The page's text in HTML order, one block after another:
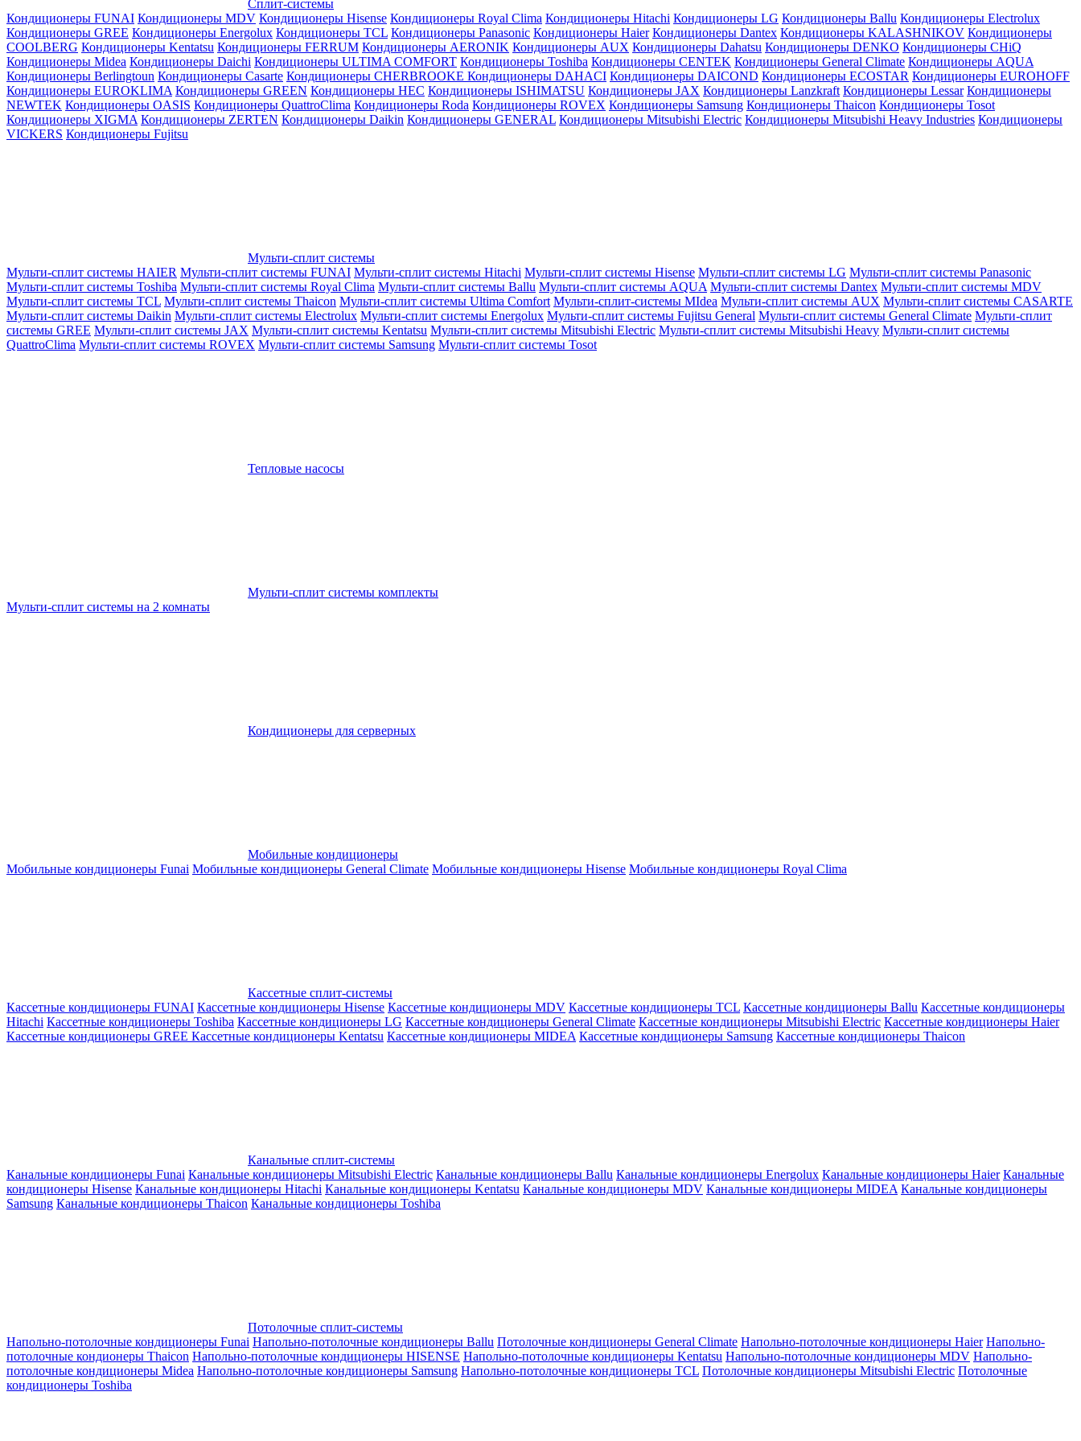
Сплит-системы
Кондиционеры FUNAI Кондиционеры MDV Кондиционеры Hisense Кондиционеры Royal Clima Кондиционеры Hitachi Кондиционеры LG Кондиционеры Ballu Кондиционеры Electrolux
Кондиционеры GREE Кондиционеры Energolux Кондиционеры TCL Кондиционеры Panasonic Кондиционеры Haier Кондиционеры Dantex Кондиционеры KALASHNIKOV Кондиционеры
СOOLBERG Кондиционеры Kentatsu Кондиционеры FERRUM Кондиционеры AERONIK Кондиционеры AUX Кондиционеры Dahatsu Кондиционеры DENKO Кондиционеры CHiQ
Кондиционеры Midea Кондиционеры Daichi Кондиционеры ULTIMA COMFORT Кондиционеры Toshiba Кондиционеры CENTEK Кондиционеры General Climate Кондиционеры AQUA
Кондиционеры Berlingtoun Кондиционеры Casarte Кондиционеры CHERBROOKE Кондиционеры DAHACI Кондиционеры DAICOND Кондиционеры ECOSTAR Кондиционеры EUROHOFF
Кондиционеры EUROKLIMA Кондиционеры GREEN Кондиционеры HEC Кондиционеры ISHIMATSU Кондиционеры JAX Кондиционеры Lanzkraft Кондиционеры Lessar Кондиционеры
NEWTEK Кондиционеры OASIS Кондиционеры QuattroClima Кондиционеры Roda Кондиционеры ROVEX Кондиционеры Samsung Кондиционеры Thaicon Кондиционеры Tosot
Кондиционеры XIGMA Кондиционеры ZERTEN Кондиционеры Daikin Кондиционеры GENERAL Кондиционеры Mitsubishi Electric Кондиционеры Mitsubishi Heavy Industries Кондиционеры
VICKERS Кондиционеры Fujitsu
Мульти-сплит системы
Мульти-сплит системы HAIER Мульти-сплит системы FUNAI Мульти-сплит системы Hitachi Мульти-сплит системы Hisense Мульти-сплит системы LG Мульти-сплит системы Panasonic
Мульти-сплит системы Toshiba Мульти-сплит системы Royal Clima Мульти-сплит системы Ballu Мульти-сплит системы AQUA Мульти-сплит системы Dantex Мульти-сплит системы MDV
Мульти-сплит системы TCL Мульти-сплит системы Thaicon Мульти-сплит системы Ultima Comfort Мульти-сплит-системы MIdea Мульти-сплит системы AUX Мульти-сплит системы CASARTE
Мульти-сплит системы Daikin Мульти-сплит системы Electrolux Мульти-сплит системы Energolux Мульти-сплит системы Fujitsu General Мульти-сплит системы General Climate Мульти-сплит
системы GREE Мульти-сплит системы JAX Мульти-сплит системы Kentatsu Мульти-сплит системы Mitsubishi Electric Мульти-сплит системы Mitsubishi Heavy Мульти-сплит системы
QuattroClima Мульти-сплит системы ROVEX Мульти-сплит системы Samsung Мульти-сплит системы Tosot
Тепловые насосы
Мульти-сплит системы комплекты
Мульти-сплит системы на 2 комнаты
Кондиционеры для серверных
Мобильные кондиционеры
Мобильные кондиционеры Funai Мобильные кондиционеры General Climate Мобильные кондиционеры Hisense Мобильные кондиционеры Royal Clima
Кассетные сплит-системы
Кассетные кондиционеры FUNAI Кассетные кондиционеры Hisense Кассетные кондиционеры MDV Кассетные кондиционеры TCL Кассетные кондиционеры Ballu Кассетные кондиционеры
Hitachi Кассетные кондиционеры Toshiba Кассетные кондиционеры LG Кассетные кондиционеры General Climate Кассетные кондиционеры Mitsubishi Electric Кассетные кондиционеры Haier
Кассетные кондиционеры GREE Кассетные кондиционеры Kentatsu Кассетные кондиционеры MIDEA Кассетные кондиционеры Samsung Кассетные кондиционеры Thaicon
Канальные сплит-системы
Канальные кондиционеры Funai Канальные кондиционеры Mitsubishi Electric Канальные кондиционеры Ballu Канальные кондиционеры Energolux Канальные кондиционеры Haier Канальные
кондиционеры Hisense Канальные кондиционеры Hitachi Канальные кондиционеры Kentatsu Канальные кондиционеры MDV Канальные кондиционеры MIDEA Канальные кондиционеры
Samsung Канальные кондиционеры Thaicon Канальные кондиционеры Toshiba
Потолочные сплит-системы
Напольно-потолочные кондиционеры Funai Напольно-потолочные кондиционеры Ballu Потолочные кондиционеры General Climate Напольно-потолочные кондиционеры Haier Напольно-
потолочные кондионеры Thaicon Напольно-потолочные кондиционеры HISENSE Напольно-потолочные кондиционеры Kentatsu Напольно-потолочные кондиционеры MDV Напольно-
потолочные кондиционеры Midea Напольно-потолочные кондиционеры Samsung Напольно-потолочные кондиционеры TCL Потолочные кондиционеры Mitsubishi Electric Потолочные
кондиционеры Toshiba